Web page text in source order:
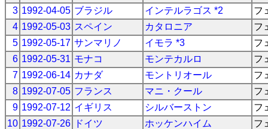
3 1992-04-05 ブラジル インテルラゴス *2
フ
4 1992-05-03 スペイン カタロニア
フ
5 1992-05-17 サンマリノ イモラ *3
フ
6 1992-05-31 モナコ モンテカルロ
フ
7 1992-06-14 カナダ モントリオール
フ
8 1992-07-05 フランス マニ・クール
フ
9 1992-07-12 イギリス シルバーストン
フ
10 1992-07-26 ドイツ ホッケンハイム
フ